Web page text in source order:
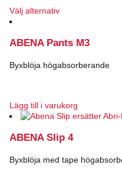
Välj alternativDen
har
varianter.
kan
väljas
produktsidan
ABENA Pants M3
Byxblöja högabsorberande
Lägg till i varukorg
ABENA Slip 4
Byxblöja med tape